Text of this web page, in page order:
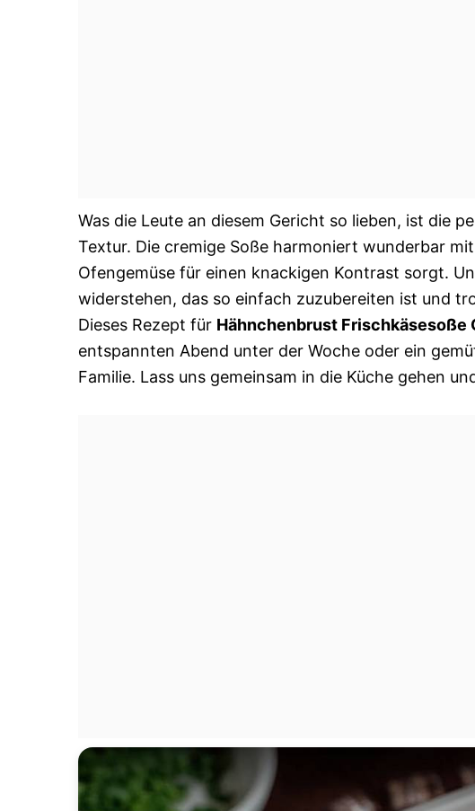
Was die Leute an diesem Gericht so lieben, ist die
Textur. Die cremige Soße harmoniert wunderbar
Ofengemüse für einen knackigen Kontrast sorgt.
widerstehen, das so einfach zuzubereiten ist und
Dieses Rezept für Hähnchenbrust Frischkäsesoße
entspannten Abend unter der Woche oder ein
Familie. Lass uns gemeinsam in die Küche gehen